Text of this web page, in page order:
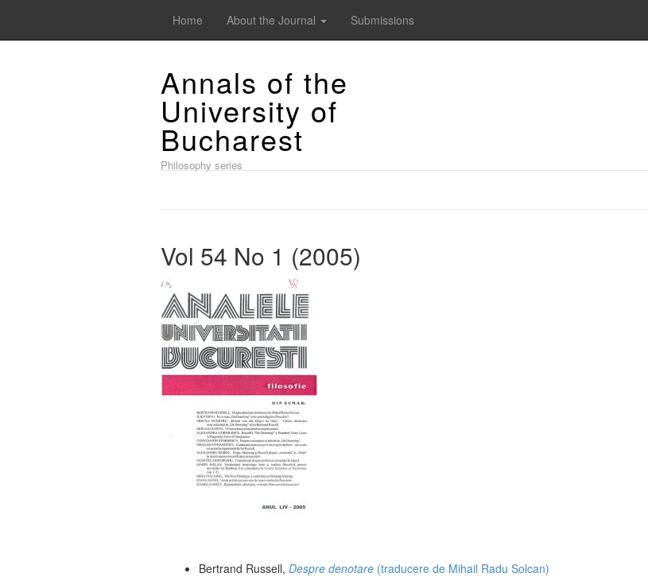
Home About the Journal Submissions
Annals of the
University of
Bucharest
Philosophy series
Vol 54 No 1 (2005)
Bertrand Russell, Despre denotare (traducere de Mihail Radu Solcan)